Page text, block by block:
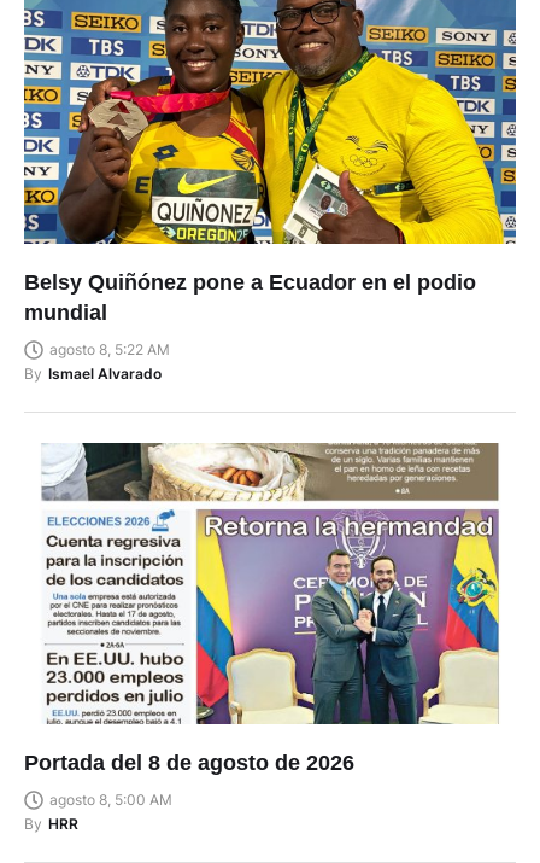
Belsy Quiñónez pone a Ecuador en el podio
mundial
agosto 8, 5:22 AM
By Ismael Alvarado
Portada del 8 de agosto de 2026
agosto 8, 5:00 AM
By HRR